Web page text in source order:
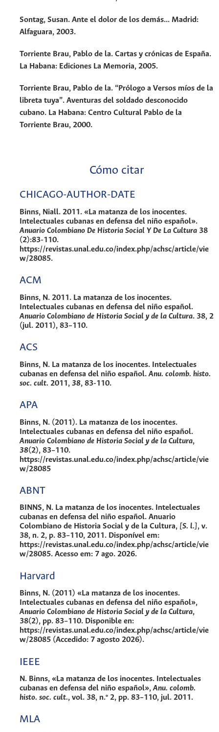
Sontag, Susan. Ante el dolor de los demás... Madrid:
Alfaguara, 2003.
Torriente Brau, Pablo de la. Cartas y crónicas de España.
La Habana: Ediciones La Memoria, 2005.
Torriente Brau, Pablo de la. “Prólogo a Versos míos de la
libreta tuya”. Aventuras del soldado desconocido
cubano. La Habana: Centro Cultural Pablo de la
Torriente Brau, 2000.
Cómo citar
CHICAGO-AUTHOR-DATE
Binns, Niall. 2011. «La matanza de los inocentes.
Intelectuales cubanas en defensa del niño español».
Anuario Colombiano De Historia Social Y De La Cultura 38
(2):83-110.
https://revistas.unal.edu.co/index.php/achsc/article/vie
w/28085.
ACM
Binns, N. 2011. La matanza de los inocentes.
Intelectuales cubanas en defensa del niño español.
Anuario Colombiano de Historia Social y de la Cultura. 38, 2
(jul. 2011), 83–110.
ACS
Binns, N. La matanza de los inocentes. Intelectuales
cubanas en defensa del niño español.Anu. colomb. histo.
soc. cult. 2011 , 38, 83-110.
APA
Binns, N. (2011). La matanza de los inocentes.
Intelectuales cubanas en defensa del niño español.
Anuario Colombiano de Historia Social y de la Cultura,
38(2), 83–110.
https://revistas.unal.edu.co/index.php/achsc/article/vie
w/28085
ABNT
BINNS, N. La matanza de los inocentes. Intelectuales
cubanas en defensa del niño español. Anuario
Colombiano de Historia Social y de la Cultura, [S. l.], v.
38, n. 2, p. 83–110, 2011. Disponível em:
https://revistas.unal.edu.co/index.php/achsc/article/vie
w/28085. Acesso em: 7 ago. 2026.
Harvard
Binns, N. (2011) «La matanza de los inocentes.
Intelectuales cubanas en defensa del niño español»,
Anuario Colombiano de Historia Social y de la Cultura,
38(2), pp. 83–110. Disponible en:
https://revistas.unal.edu.co/index.php/achsc/article/vie
w/28085 (Accedido: 7 agosto 2026).
IEEE
N. Binns, «La matanza de los inocentes. Intelectuales
cubanas en defensa del niño español»,Anu. colomb.
histo. soc. cult., vol. 38, n.º 2, pp. 83–110, jul. 2011.
MLA